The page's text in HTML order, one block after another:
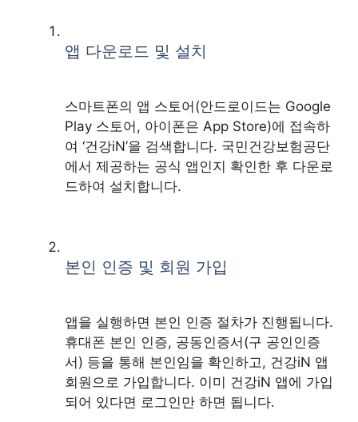
앱 다운로드 및 설치
스마트폰의 앱 스토어(안드로이드는 Google
Play 스토어, 아이폰은 App Store)에 접속하
여 ‘건강iN’을 검색합니다. 국민건강보험공단
에서 제공하는 공식 앱인지 확인한 후 다운로
드하여 설치합니다.
본인 인증 및 회원 가입
앱을 실행하면 본인 인증 절차가 진행됩니다.
휴대폰 본인 인증, 공동인증서(구 공인인증
서) 등을 통해 본인임을 확인하고, 건강iN 앱
회원으로 가입합니다. 이미 건강iN 앱에 가입
되어 있다면 로그인만 하면 됩니다.